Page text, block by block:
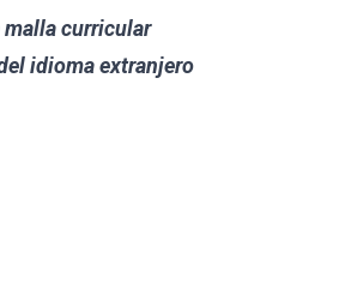
malla curricular
idioma extranjero